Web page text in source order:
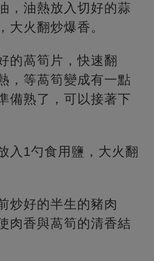
，油熱放入切好的蒜
大火翻炒爆香。
的萵筍片，快速翻
，等萵筍變成有一點
備熟了，可以接著下
入1勺食用鹽，大火翻
炒好的半生的豬肉
肉香與萵筍的清香結